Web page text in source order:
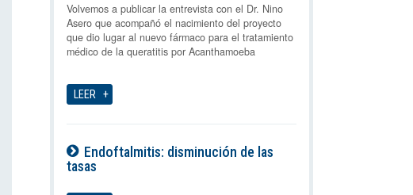
06-08-2026
Volvemos a publicar la entrevista con el Dr. Nino
Asero que acompañó el nacimiento del proyecto
que dio lugar al nuevo fármaco para el tratamiento
médico de la queratitis por Acanthamoeba
LEER
Endoftalmitis: disminución de las
tasas